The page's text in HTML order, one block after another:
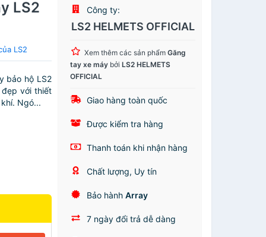
LS2
LS2
bảo hộ LS2
với thiết
Ngó...
Công ty:
LS2 HELMETS OFFICIAL
Xem thêm các sản phẩmGăng
tay xe máy bởiLS2 HELMETS
OFFICIAL
Giao hàng toàn quốc
Được kiểm tra hàng
Thanh toán khi nhận hàng
Chất lượng, Uy tín
Bảo hànhArray
7 ngày đổi trả dễ dàng